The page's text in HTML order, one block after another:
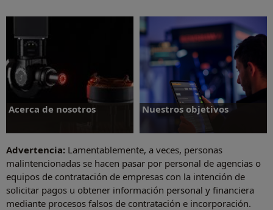
Acerca de nosotros
Acerca de nosotros
Nuestros objetivos
Nuestros objetivos
Advertencia: Lamentablemente, a veces, personas
malintencionadas se hacen pasar por personal de agencias o
equipos de contratación de empresas con la intención de
solicitar pagos u obtener información personal y financiera
mediante procesos falsos de contratación e incorporación.